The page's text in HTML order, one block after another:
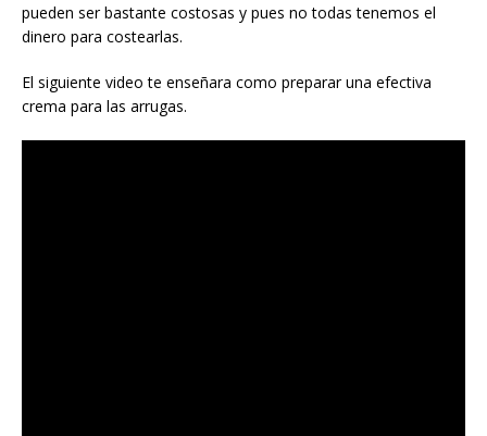
pueden ser bastante costosas y pues no todas tenemos el
dinero para costearlas.
El siguiente video te enseñara como preparar una efectiva
crema para las arrugas.